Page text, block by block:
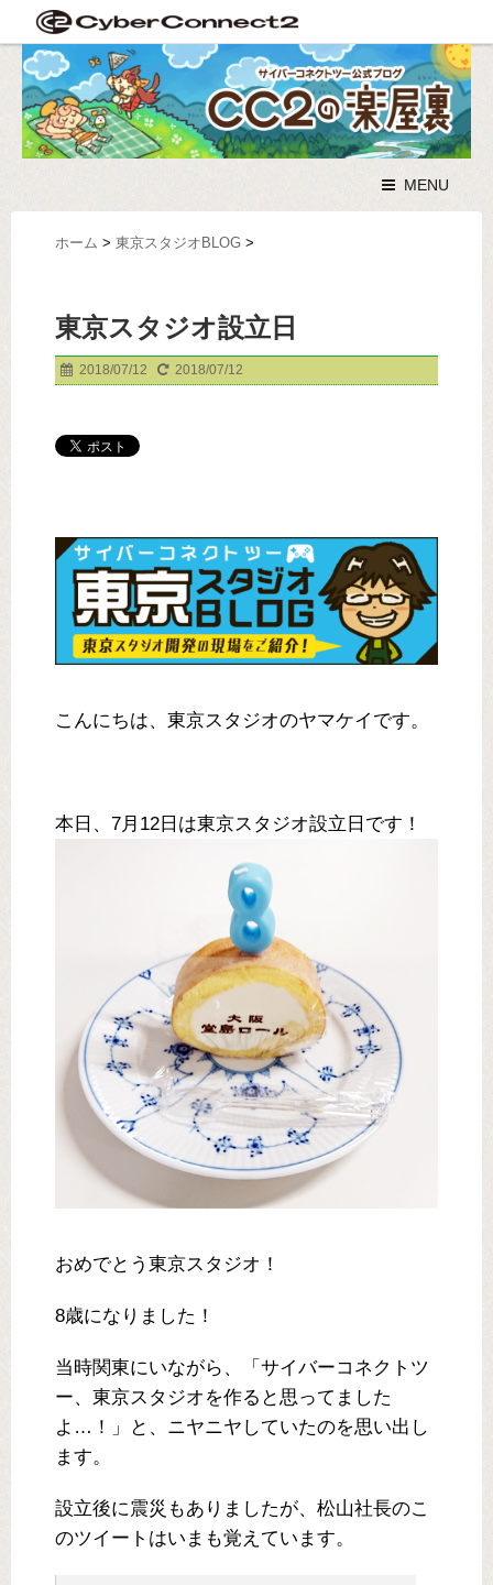
MENU
ホーム > 東京スタジオBLOG >
東京スタジオ設立日
2018/07/12 2018/07/12
こんにちは、東京スタジオのヤマケイです。
本日、7月12日は東京スタジオ設立日です！
おめでとう東京スタジオ！
8歳になりました！
当時関東にいながら、「サイバーコネクトツ
ー、東京スタジオを作ると思ってました
よ…！」と、ニヤニヤしていたのを思い出し
ます。
設立後に震災もありましたが、松山社長のこ
のツイートはいまも覚えています。